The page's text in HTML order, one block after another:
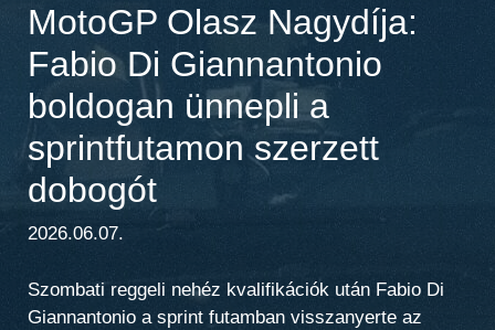
MotoGP Olasz Nagydíja:
Fabio Di Giannantonio
boldogan ünnepli a
sprintfutamon szerzett
dobogót
2026.06.07.
Szombati reggeli nehéz kvalifikációk után Fabio Di
Giannantonio a sprint futamban visszanyerte az